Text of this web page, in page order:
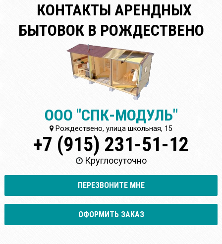
КОНТАКТЫ АРЕНДНЫХ
БЫТОВОК В РОЖДЕСТВЕНО
ООО "СПК-МОДУЛЬ"
Рождествено, улица школьная, 15
+7 (915) 231-51-12
Круглосуточно
ПЕРЕЗВОНИТЕ МНЕ
ОФОРМИТЬ ЗАКАЗ